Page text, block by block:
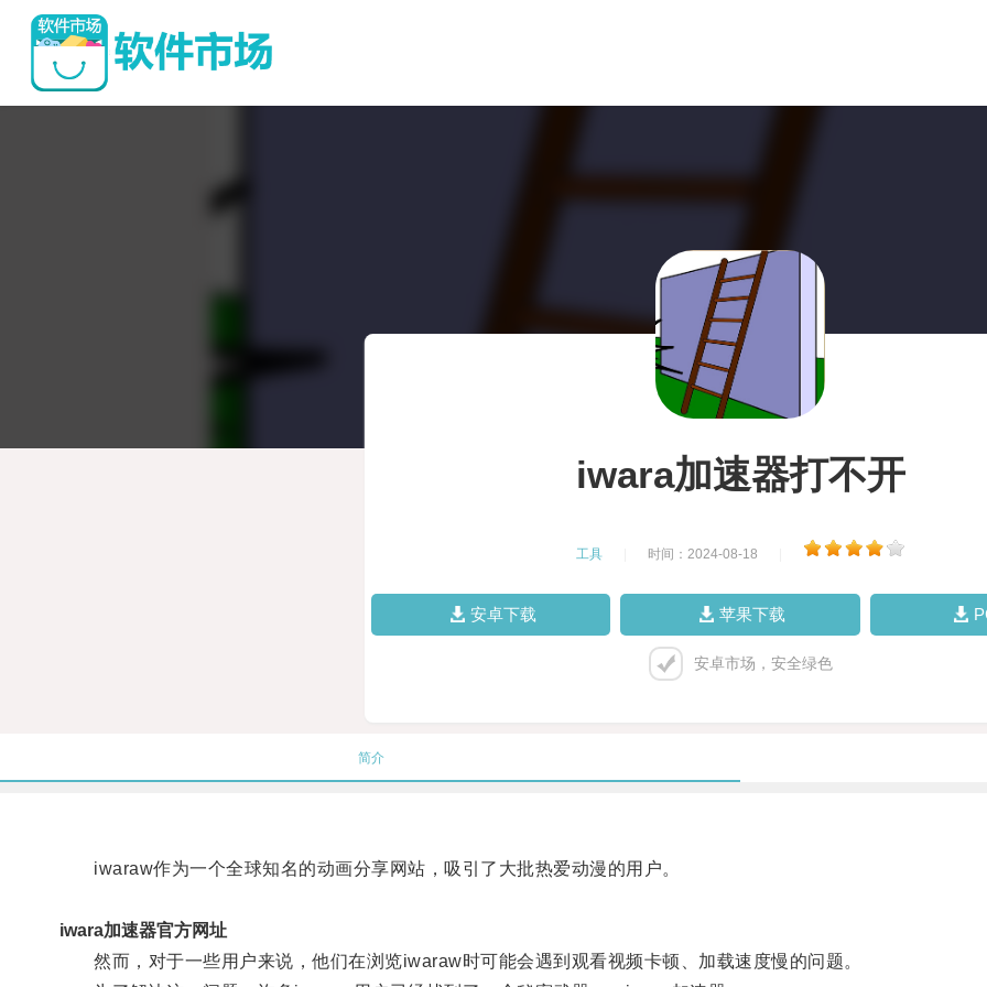
iwara加速器打不开
工具 时间：2024-08-18
安卓下载 苹果下载
安卓市场，安全绿色
简介
iwaraw作为一个全球知名的动画分享网站，吸引了大批热爱动漫的用户。
iwara加速器官方网址
然而，对于一些用户来说，他们在浏览iwaraw时可能会遇到观看视频卡顿、加载速度慢的问题。